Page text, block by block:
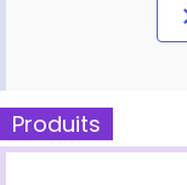
Produits